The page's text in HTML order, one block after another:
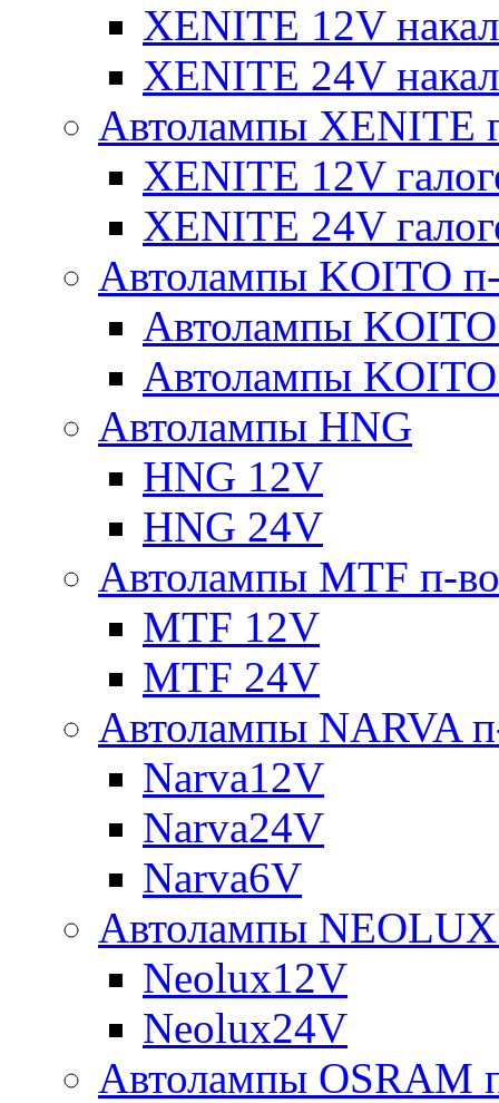
XENITE 12V
XENITE 24V
Автолампы XENITE
XENITE 12V
XENITE 24V
Автолампы KOITO
Автолампы
Автолампы
Автолампы HNG
HNG 12V
HNG 24V
Автолампы MTF п-
MTF 12V
MTF 24V
Автолампы NARVA
Narva12V
Narva24V
Narva6V
Автолампы
Neolux12V
Neolux24V
Автолампы OSRAM